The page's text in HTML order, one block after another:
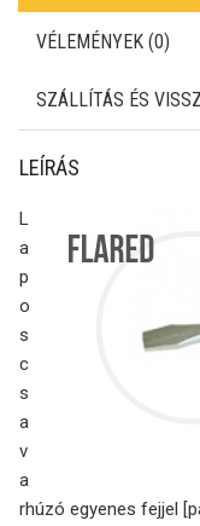
VÉLEMÉNYEK (0)
SZÁLLÍTÁS ÉS
LEÍRÁS
L
a
p
o
s
c
s
a
v
a
rhúzó egyenes fejjel